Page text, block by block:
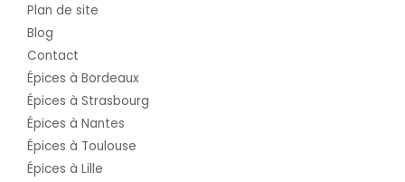
Plan de site
Blog
Contact
Épices à Bordeaux
Épices à Strasbourg
Épices à Nantes
Épices à Toulouse
Épices à Lille